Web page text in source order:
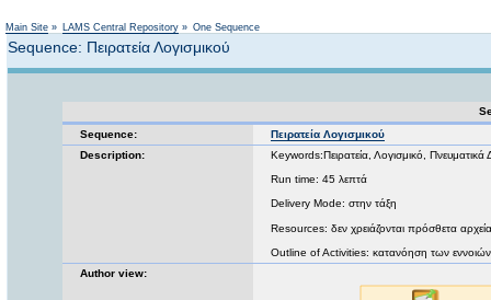
Main Site » LAMS Central Repository » One Sequence
Sequence: Πειρατεία Λογισμικού
Sequence:
Πειρατεία Λογισμικού
Description:
Keywords:Πειρατεία, Λογισμικό, Πνευματικά
Run time: 45 λεπτά
Delivery Mode: στην τάξη
Resources: δεν χρειάζονται πρόσθετα αρχεία
Outline of Activities: κατανόηση των εννοιών
Author view: